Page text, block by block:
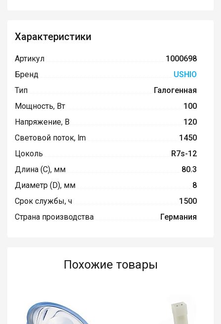
Характеристики
Артикул
1000698
Бренд
USHIO
Тип
Галогенная
Мощность, Вт
100
Напряжение, В
120
Световой поток, lm
1450
Цоколь
R7s-12
Длина (C), мм
80.3
Диаметр (D), мм
8
Срок службы, ч
1500
Страна производства
Германия
Похожие товары